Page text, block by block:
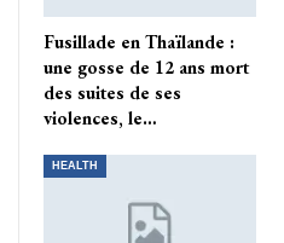
Fusillade en Thaïlande :
une gosse de 12 ans mort
des suites de ses
violences, le…
HEALTH